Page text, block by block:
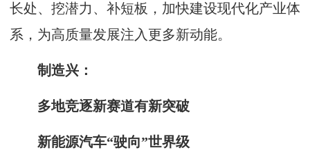
长处、挖潜力、补短板，加快建设现代化产业体
系，为高质量发展注入更多新动能。
制造兴：
多地竞逐新赛道有新突破
新能源汽车“驶向”世界级